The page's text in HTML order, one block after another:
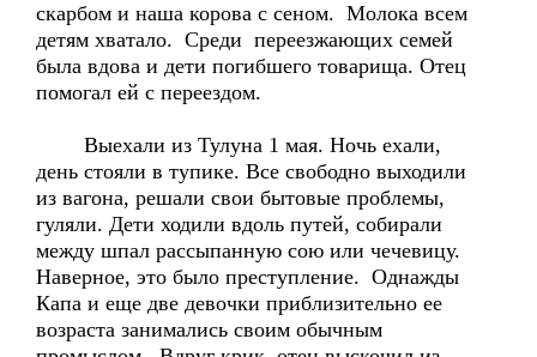
скарбом и наша корова с сеном. Молока всем
детям хватало. Среди переезжающих семей
была вдова и дети погибшего товарища. Отец
помогал ей с переездом.
Выехали из Тулуна 1 мая. Ночь ехали,
день стояли в тупике. Все свободно выходили
из вагона, решали свои бытовые проблемы,
гуляли. Дети ходили вдоль путей, собирали
между шпал рассыпанную сою или чечевицу.
Наверное, это было преступление. Однажды
Капа и еще две девочки приблизительно ее
возраста занимались своим обычным